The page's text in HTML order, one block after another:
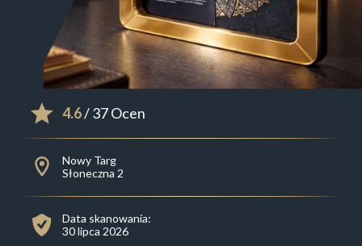
4.6/ 37 Ocen
Nowy Targ
Słoneczna 2
Data skanowania:
30 lipca 2026